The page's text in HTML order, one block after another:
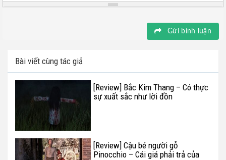
Gửi bình luận
Bài viết cùng tác giả
[Review] Bắc Kim Thang – Có thực
sự xuất sắc như lời đồn
[Review] Cậu bé người gỗ
Pinocchio – Cái giá phải trả của